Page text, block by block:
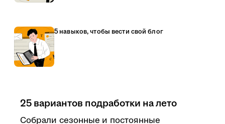
5 навыков, чтобы вести свой блог
25 вариантов подработки на лето
Собрали сезонные и постоянные